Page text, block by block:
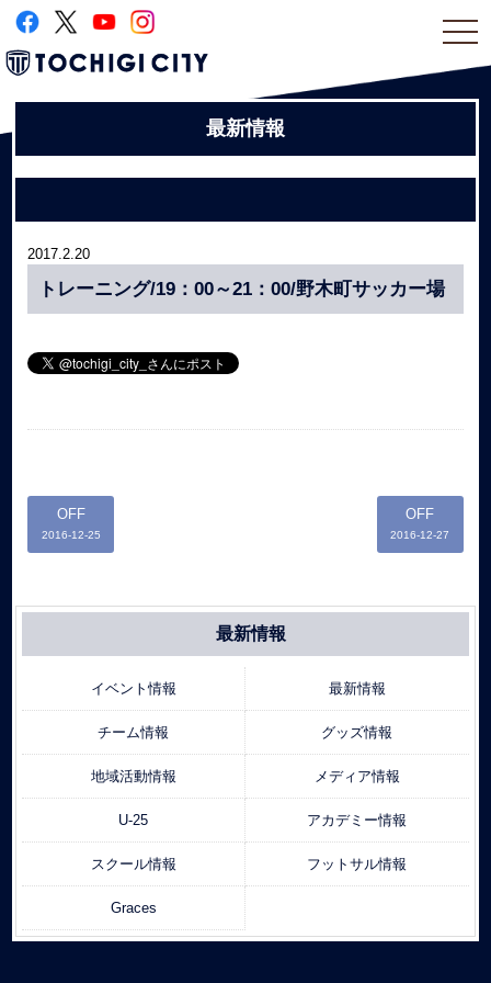
最新情報
2017.2.20
トレーニング/19：00～21：00/野木町サッカー場
OFF
2016-12-25
OFF
2016-12-27
最新情報
イベント情報 最新情報
チーム情報 グッズ情報
地域活動情報 メディア情報
U-25 アカデミー情報
スクール情報 フットサル情報
Graces